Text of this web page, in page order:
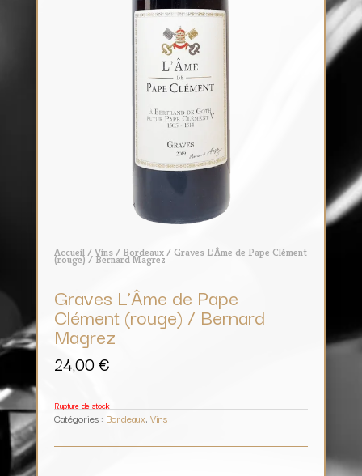
Accueil/Vins/ Bordeaux/ Graves L’Âme de Pape Clément
(rouge) / Bernard Magrez
Graves L’Âme de Pape
Clément (rouge) / Bernard
Magrez
24,00€
Rupture de stock
Catégories : Bordeaux, Vins